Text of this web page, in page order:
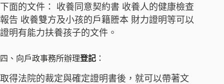
下面的文件： 收養同意契約書 收養人的健康檢查
報告 收養雙方及小孩的戶籍謄本 財力證明等可以
證明有能力扶養孩子的文件。
四、向戶政事務所辦理登記 ：
取得法院的裁定與確定證明書後，就可以帶著文